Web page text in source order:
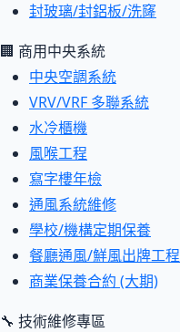
封玻璃/封鋁板/洗窿
🏢 商用中央系統
中央空調系統
VRV/VRF 多聯系統
水冷櫃機
風喉工程
寫字樓年檢
通風系統維修
學校/機構定期保養
餐廳通風/鮮風出牌工程
商業保養合約 (大期)
🔧 技術維修專區